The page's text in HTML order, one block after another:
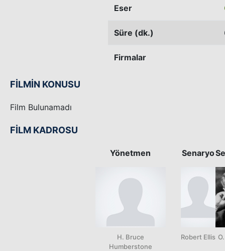
Eser
Süre (dk.)
Firmalar
FİLMİN KONUSU
Film Bulunamadı
FİLM KADROSU
Yönetmen
H. Bruce
Humberstone
Senaryo
Robert Ellis